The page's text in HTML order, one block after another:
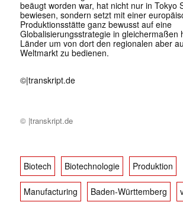
beäugt worden war, hat nicht nur in Tokyo
bewiesen, sondern setzt mit einer
Produktionsstätte ganz bewusst auf eine
Globalisierungsstrategie in gleichermaßen
Länder um von dort den regionalen aber
Weltmarkt zu bedienen.
©|transkript.de
© |transkript.de
Biotech Biotechnologie Produktion
Manufacturing Baden-Württemberg